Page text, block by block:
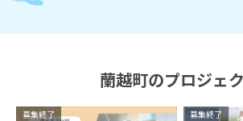
蘭越町のプロジェ
募集終了 募集終了